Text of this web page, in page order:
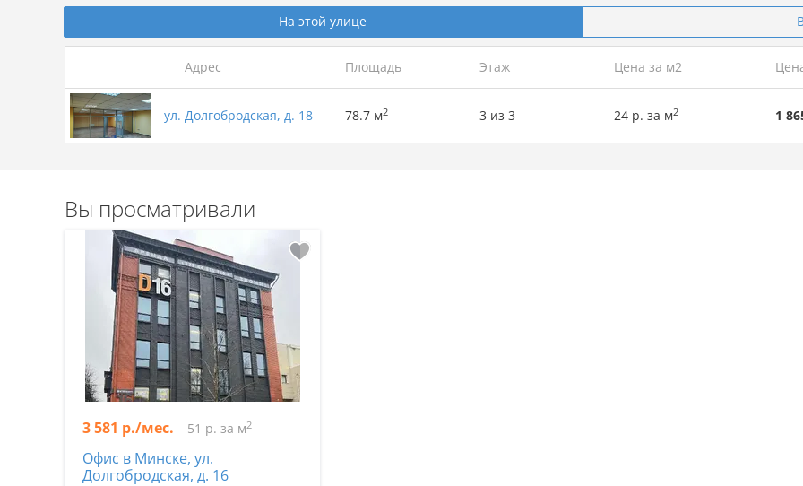
На этой улице
Адрес Площадь Этаж Цена за м2
ул. Долгобродская, д. 18 78.7 м2 3 из 3 24 р. за м2 1
Вы просматривали
3 581 р./мес. 51 р. за м2
Офис в Минске, ул.
Долгобродская, д. 16